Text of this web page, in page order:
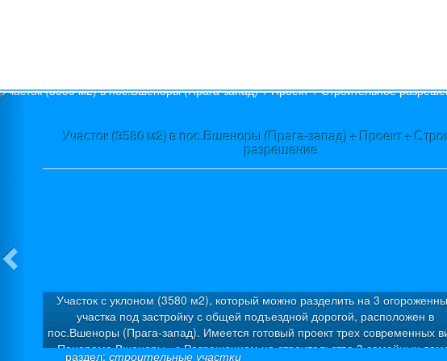
Участок (3580 м2) в пос.Вшеноры (Прага-запад) + Проект + Строительное
разрешение
строительные участки
Участок с уклоном (3580 м2), который можно разделить на 3 огороженных
участка под застройку с общей подъездной дорогой, расположен в
пос.Вшеноры (Прага-запад). Имеется готовый проект трех современных вилл
«Панорама Вшеноры» с Разрешением на строительство 3 семейных домов:
Previous